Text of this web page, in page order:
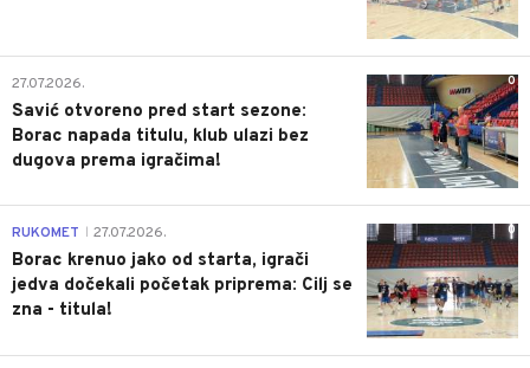
0
27.07.2026.
Savić otvoreno pred start sezone:
Borac napada titulu, klub ulazi bez
dugova prema igračima!
0
RUKOMET 27.07.2026.
Borac krenuo jako od starta, igrači
jedva dočekali početak priprema: Cilj se
zna - titula!